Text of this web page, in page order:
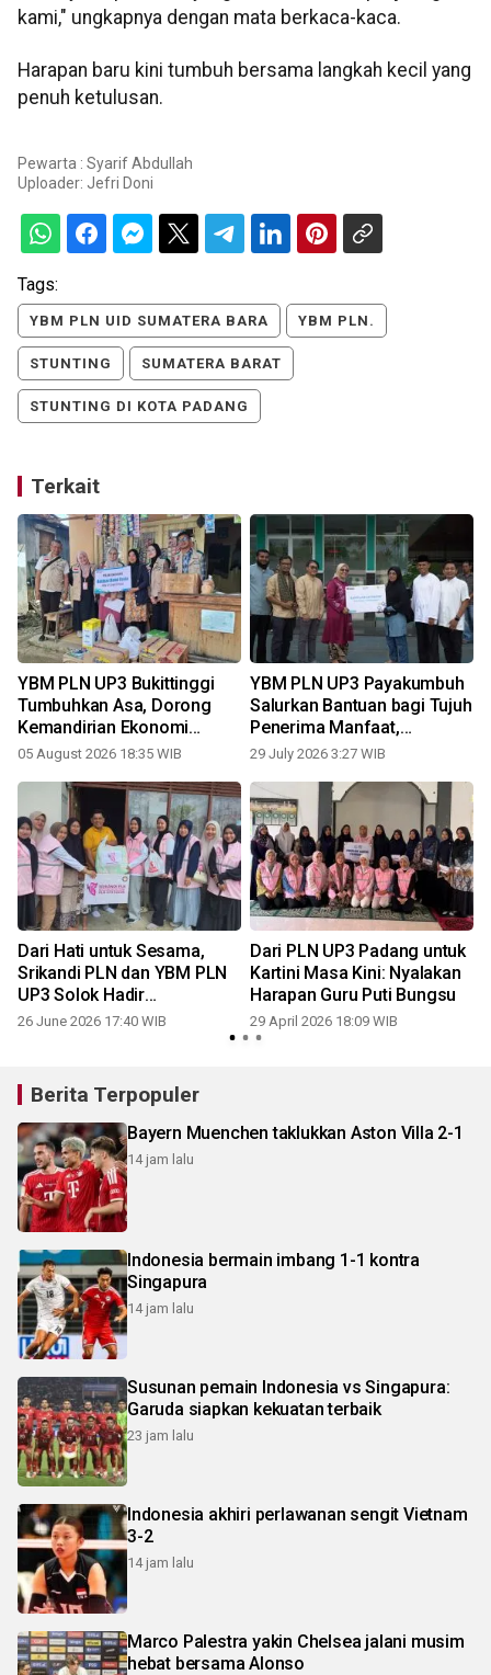
kami," ungkapnya dengan mata berkaca-kaca.
Harapan baru kini tumbuh bersama langkah kecil yang
penuh ketulusan.
Pewarta : Syarif Abdullah
Uploader: Jefri Doni
Tags:
YBM PLN UID SUMATERA BARA YBM PLN.
STUNTING SUMATERA BARAT
STUNTING DI KOTA PADANG
Terkait
YBM PLN UP3 Bukittinggi
Tumbuhkan Asa, Dorong
Kemandirian Ekonomi
Masyarakat
05 August 2026 18:35 WIB
YBM PLN UP3 Payakumbuh
Salurkan Bantuan bagi Tujuh
Penerima Manfaat,
Wujudkan Kepedulian Nyata
29 July 2026 3:27 WIB
Dari Hati untuk Sesama,
Srikandi PLN dan YBM PLN
UP3 Solok Hadir
Menguatkan Keluarga Bayi
26 June 2026 17:40 WIB
Dari PLN UP3 Padang untuk
Kartini Masa Kini: Nyalakan
Harapan Guru Puti Bungsu
29 April 2026 18:09 WIB
Berita Terpopuler
Bayern Muenchen taklukkan Aston Villa 2-1
14 jam lalu
Indonesia bermain imbang 1-1 kontra
Singapura
14 jam lalu
Susunan pemain Indonesia vs Singapura:
Garuda siapkan kekuatan terbaik
23 jam lalu
Indonesia akhiri perlawanan sengit Vietnam
3-2
14 jam lalu
Marco Palestra yakin Chelsea jalani musim
hebat bersama Alonso